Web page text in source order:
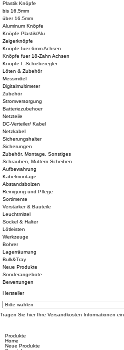
Plastik Knöpfe
bis 16.5mm
über 16.5mm
Aluminum Knöpfe
Knöpfe Plastik/Alu
Zeigerknöpfe
Knöpfe fuer 6mm Achsen
Knöpfe fuer 18-Zahn Achsen
Knöpfe f. Schieberegler
Löten & Zubehör
Messmittel
Digitalmultimeter
Zubehör
Stromversorgung
Batteriezubehoer
Netzteile
DC-Verteiler/ Kabel
Netzkabel
Sicherungshalter
Sicherungen
Zubehör, Montage, Sonstiges
Schrauben, Muttern Scheiben
Aufbewahrung
Kabelmontage
Abstandsbolzen
Reinigung und Pflege
Sortimente
Verstärker & Bauteile
Leuchtmittel
Sockel & Halter
Lötleisten
Werkzeuge
Bohrer
Lagerräumung
Bulk&Tray
Neue Produkte
Sonderangebote
Bewertungen
Hersteller
Tragen Sie hier Ihre Versandkosten Informationen ein.
Produkte
Home
Neue Produkte